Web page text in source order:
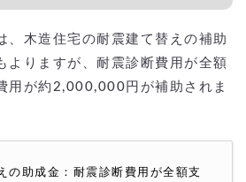
、木造住宅の耐震建て替えの補助
よりますが、耐震診断費用が全額
用が約2,000,000円が補助されま
の助成金：耐震診断費用が全額支